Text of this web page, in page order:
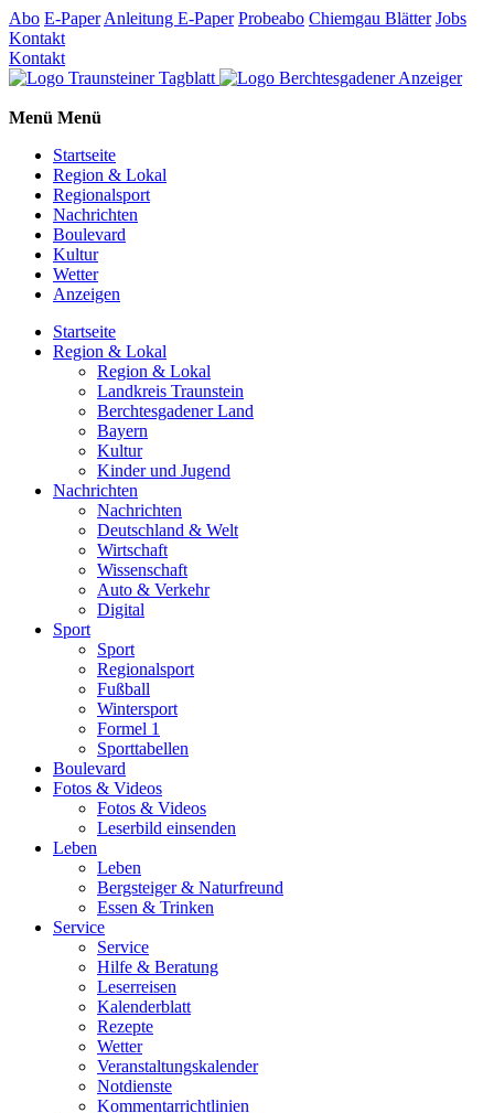
Abo E-Paper Anleitung E-Paper Probeabo Chiemgau Blätter Jobs
Kontakt
Kontakt
Menü Menü
Startseite
Region & Lokal
Regionalsport
Nachrichten
Boulevard
Kultur
Wetter
Anzeigen
Startseite
Region & Lokal
Region & Lokal
Landkreis Traunstein
Berchtesgadener Land
Bayern
Kultur
Kinder und Jugend
Nachrichten
Nachrichten
Deutschland & Welt
Wirtschaft
Wissenschaft
Auto & Verkehr
Digital
Sport
Sport
Regionalsport
Fußball
Wintersport
Formel 1
Sporttabellen
Boulevard
Fotos & Videos
Fotos & Videos
Leserbild einsenden
Leben
Leben
Bergsteiger & Naturfreund
Essen & Trinken
Service
Service
Hilfe & Beratung
Leserreisen
Kalenderblatt
Rezepte
Wetter
Veranstaltungskalender
Notdienste
Kommentarrichtlinien